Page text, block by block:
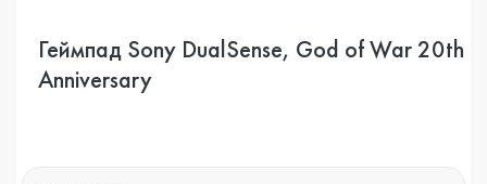
Геймпад Sony DualSense, God of War 20th
Anniversary